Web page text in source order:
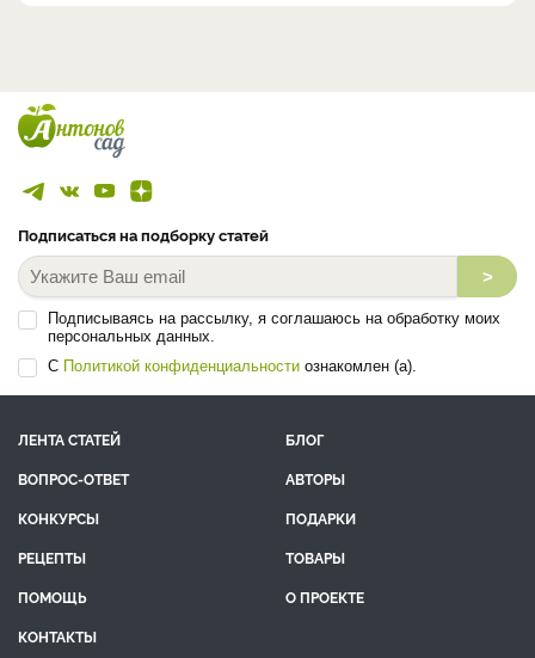
Подписаться на подборку статей
>
Подписываясь на рассылку, я соглашаюсь на обработку моих
персональных данных.
С Политикой конфиденциальности ознакомлен (а).
ЛЕНТА СТАТЕЙ
БЛОГ
ВОПРОС-ОТВЕТ
АВТОРЫ
КОНКУРСЫ
ПОДАРКИ
РЕЦЕПТЫ
ТОВАРЫ
ПОМОЩЬ
О ПРОЕКТЕ
КОНТАКТЫ